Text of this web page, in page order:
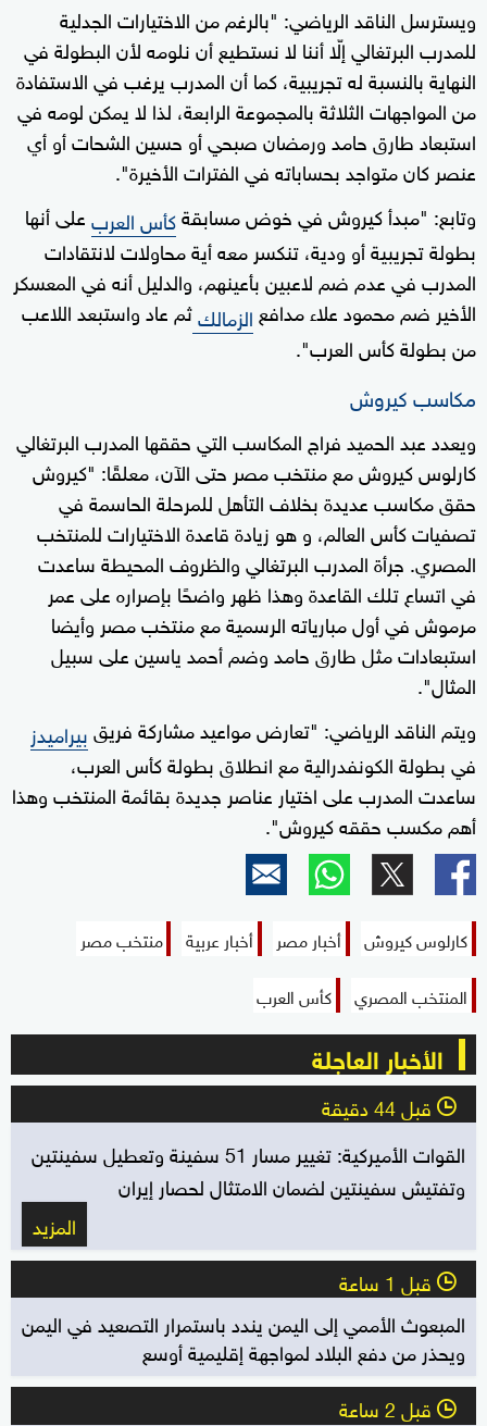
ويسترسل الناقد الرياضي: "بالرغم من الاختيارات الجدلية
للمدرب البرتغالي إلّا أننا لا نستطيع أن نلومه لأن البطولة في
النهاية بالنسبة له تجريبية، كما أن المدرب يرغب في الاستفادة
من المواجهات الثلاثة بالمجموعة الرابعة، لذا لا يمكن لومه في
استبعاد طارق حامد ورمضان صبحي أو حسين الشحات أو أي
عنصر كان متواجد بحساباته في الفترات الأخيرة".
وتابع: "مبدأ كيروش في خوض مسابقةكأس العربعلى أنها
بطولة تجريبية أو ودية، تنكسر معه أية محاولات لانتقادات
المدرب في عدم ضم لاعبين بأعينهم، والدليل أنه في المعسكر
الأخير ضم محمود علاء مدافع الزمالكثم عاد واستبعد اللاعب
من بطولة كأس العرب".
مكاسب كيروش
ويعدد عبد الحميد فراج المكاسب التي حققها المدرب البرتغالي
كارلوس كيروش مع منتخب مصر حتى الآن، معلقًا: "كيروش
حقق مكاسب عديدة بخلاف التأهل للمرحلة الحاسمة في
تصفيات كأس العالم، و هو زيادة قاعدة الاختيارات للمنتخب
المصري. جرأة المدرب البرتغالي والظروف المحيطة ساعدت
في اتساع تلك القاعدة وهذا ظهر واضحًا بإصراره على عمر
مرموش في أول مبارياته الرسمية مع منتخب مصر وأيضا
استبعادات مثل طارق حامد وضم أحمد ياسين على سبيل
المثال".
ويتم الناقد الرياضي: "تعارض مواعيد مشاركة فريقبيراميدز
في بطولة الكونفدرالية مع انطلاق بطولة كأس العرب،
ساعدت المدرب على اختيار عناصر جديدة بقائمة المنتخب وهذا
أهم مكسب حققه كيروش".
كارلوس كيروش أخبار مصر أخبار عربية
منتخب مصر
المنتخب المصري
كأس العرب
الأخبار العاجلة
l قبل 44 دقيقة
القوات الأميركية: تغيير مسار 51 سفينة وتعطيل سفينتين
وتفتيش سفينتين لضمان الامتثال لحصار إيران
المزيد
l قبل 1 ساعة
المبعوث الأممي إلى اليمن يندد باستمرار التصعيد في اليمن
ويحذر من دفع البلاد لمواجهة إقليمية أوسع
l قبل 2 ساعة